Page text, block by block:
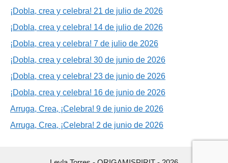
¡Dobla, crea y celebra! 21 de julio de 2026
¡Dobla, crea y celebra! 14 de julio de 2026
¡Dobla, crea y celebra! 7 de julio de 2026
¡Dobla, crea y celebra! 30 de junio de 2026
¡Dobla, crea y celebra! 23 de junio de 2026
¡Dobla, crea y celebra! 16 de junio de 2026
Arruga, Crea, ¡Celebra! 9 de junio de 2026
Arruga, Crea, ¡Celebra! 2 de junio de 2026